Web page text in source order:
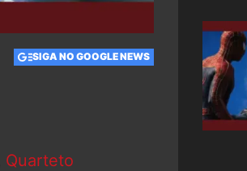
SIGA NO GOOGLE NEWS
Quarteto